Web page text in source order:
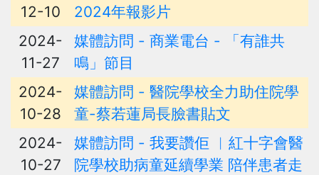
12-10
2024年報影片
2024-
11-27
媒體訪問 - 商業電台 - 「有誰共
鳴」節目
2024-
10-28
媒體訪問 - 醫院學校全力助住院學
童-蔡若蓮局長臉書貼文
2024-
10-27
媒體訪問 - 我要讚佢 ︳紅十字會醫
院學校助病童延續學業 陪伴患者走